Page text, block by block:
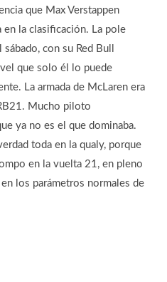
que Max Verstappen
en la clasificación. La pole
con su Red Bull
que solo él lo puede
La armada de McLaren era
Mucho piloto
ya no es el que dominaba.
toda en la qualy, porque
en la vuelta 21, en pleno
los parámetros normales de